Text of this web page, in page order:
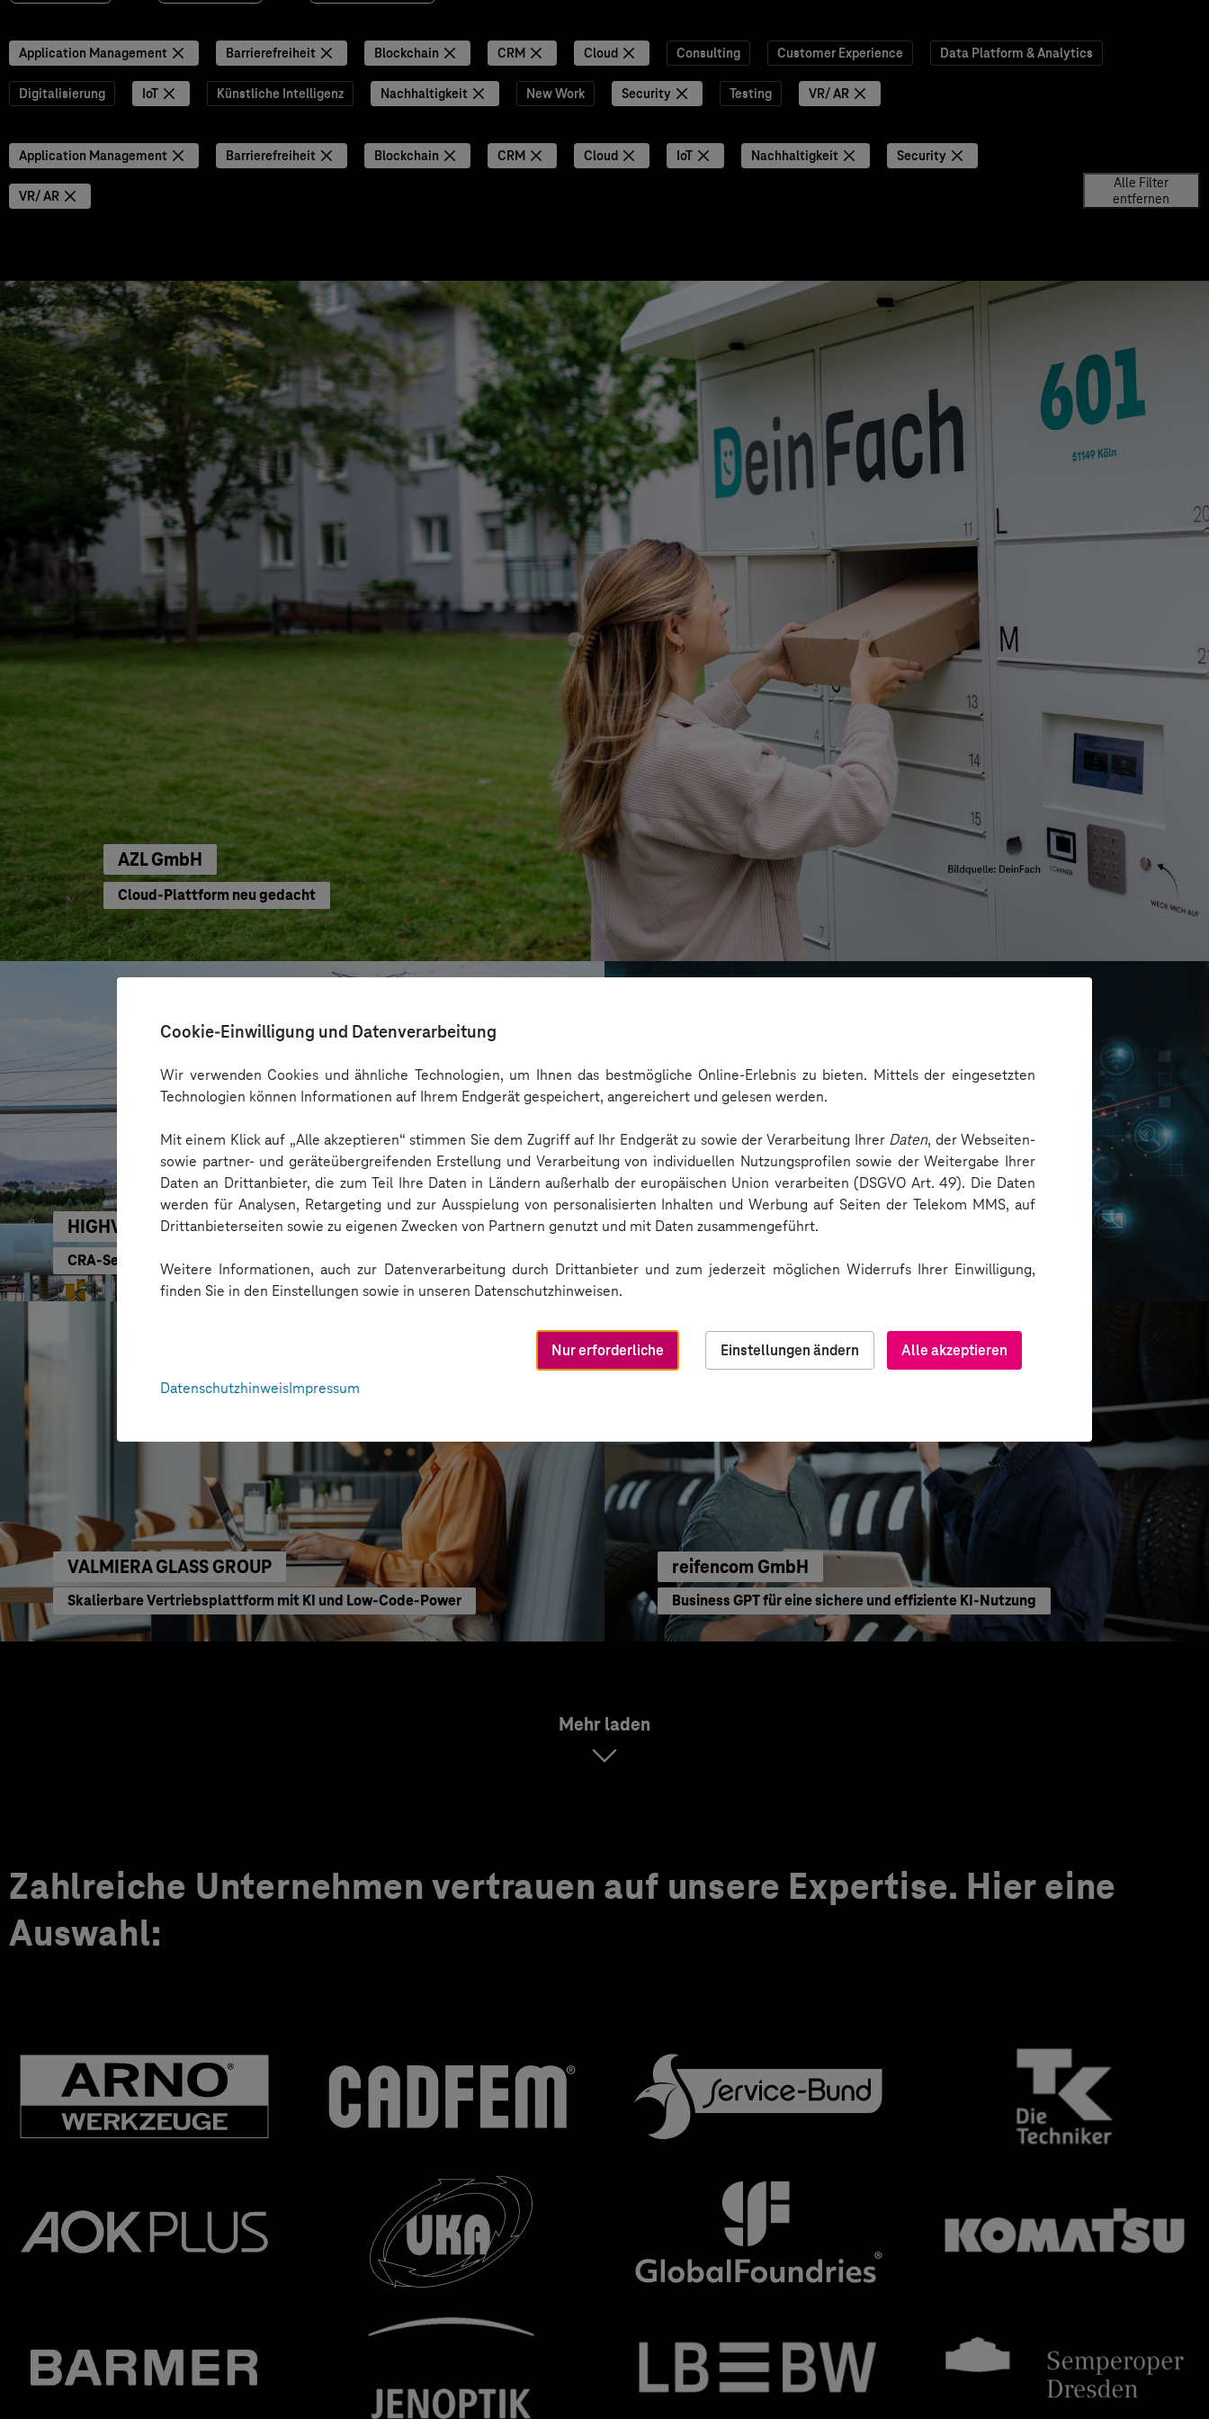
Cookie-Einwilligung und Datenverarbeitung
Wir verwenden Cookies und ähnliche Technologien, um Ihnen das bestmögliche Online-Erlebnis zu bieten. Mittels der eingesetzten
Technologien können Informationen auf Ihrem Endgerät gespeichert, angereichert und gelesen werden.
Mit einem Klick auf „Alle akzeptieren“ stimmen Sie dem Zugriff auf Ihr Endgerät zu sowie der Verarbeitung Ihrer Daten, der Webseiten-
sowie partner- und geräteübergreifenden Erstellung und Verarbeitung von individuellen Nutzungsprofilen sowie der Weitergabe Ihrer
Daten an Drittanbieter, die zum Teil Ihre Daten in Ländern außerhalb der europäischen Union verarbeiten (DSGVO Art. 49). Die Daten
werden für Analysen, Retargeting und zur Ausspielung von personalisierten Inhalten und Werbung auf Seiten der Telekom MMS, auf
Drittanbieterseiten sowie zu eigenen Zwecken von Partnern genutzt und mit Daten zusammengeführt.
Weitere Informationen, auch zur Datenverarbeitung durch Drittanbieter und zum jederzeit möglichen Widerrufs Ihrer Einwilligung,
finden Sie in den Einstellungen sowie in unseren Datenschutzhinweisen.
Alle akzeptieren
Nur erforderliche
Einstellungen ändern
DatenschutzhinweisImpressum
Application Management Barrierefreiheit Blockchain CRM Cloud Consulting Customer Experience Data Platform & Analytics
Digitalisierung IoT Künstliche Intelligenz Nachhaltigkeit New Work Security Testing VR/ AR
Application Management Barrierefreiheit Blockchain CRM Cloud IoT Nachhaltigkeit Security
VR/ AR
Alle Filter
entfernen
AZL GmbH
Cloud-Plattform neu gedacht
HIGHVOLT Prüftechnik Dresden GmbH
CRA-Security für digitale Produkte
Oskar Frech
Sichere Cloud Transformation
VALMIERA GLASS GROUP
Skalierbare Vertriebsplattform mit KI und Low-Code-Power
reifencom GmbH
Business GPT für eine sichere und effiziente KI-Nutzung
Mehr laden
Zahlreiche Unternehmen vertrauen auf unsere Expertise. Hier eine
Auswahl: